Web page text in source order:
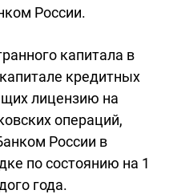
России.
капитала в
кредитных
лицензию на
операций,
России в
по состоянию на 1
года.